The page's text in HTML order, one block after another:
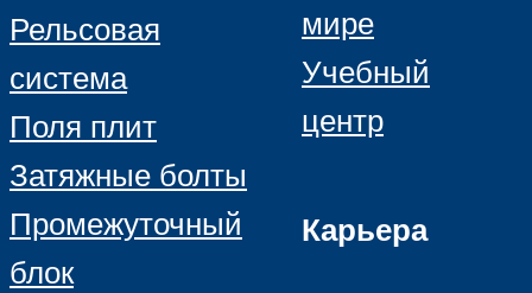
Рельсовая
система
Поля плит
Затяжные болты
Промежуточный
блок
мире
Учебный
центр
Карьера